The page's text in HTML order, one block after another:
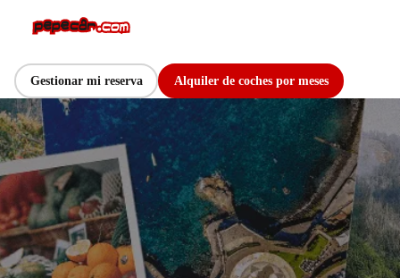
Gestionar mi reserva Alquiler de coches por meses